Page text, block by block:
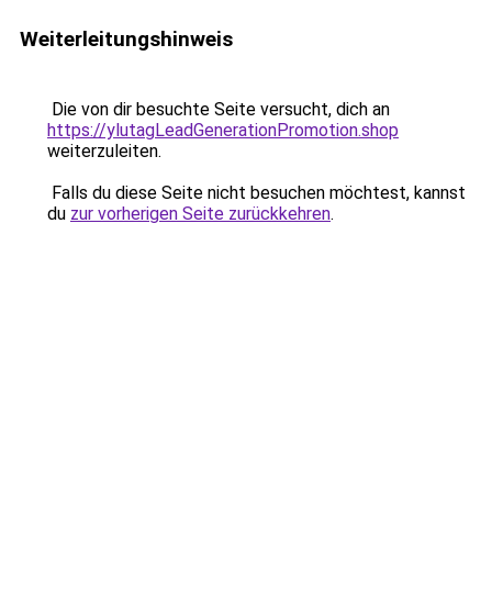
Weiterleitungshinweis
Die von dir besuchte Seite versucht, dich an
https://ylutagLeadGenerationPromotion.shop
weiterzuleiten.
Falls du diese Seite nicht besuchen möchtest, kannst
du zur vorherigen Seite zurückkehren.